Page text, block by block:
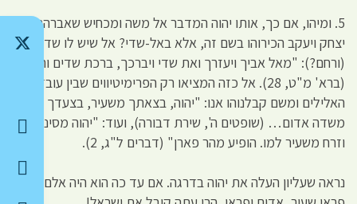
5. ומיהו, אם כך, אותו יהוה המדבר אל משה ומכחיש שאברהם,
יצחק ויעקב הכירוהו בשם זה, אלא באל-שדי? אל שיש לו שדים?
(ורחם?): "מאל אביך ויעזרך ואת שדי ויברכך, ברכת שדים ורחם"
(ברא' מ"ט, 28). אל כזה המציאו רק הפרימיטיווים שבין עובדי
האלילים ומשם קבלנוהו אנו: "יהוה, בצאתך משעיר, בצעדך
משדה אדום… (שופטים ה', שירת דבורה), ועוד: "יהוה מסיני בא
וזרח משעיר למו. הופיע מהר פארן" (דברים ל"ג, 2).
נראה שעליון העלה את יהוה בדרגה. אם עד כה הוא היה אלם של